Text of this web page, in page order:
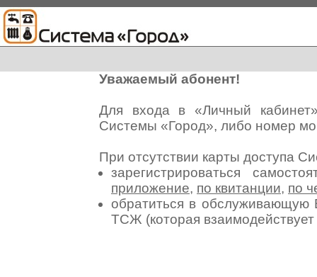
Уважаемый абонент!
Для входа в «Личный
Системы «Город», либо номер
При отсутствии карты доступа
зарегистрироваться
приложение, по квитанции, по
обратиться в
ТСЖ (которая